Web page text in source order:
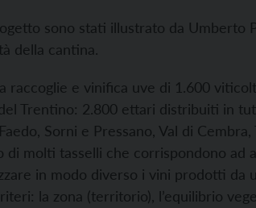
sono stati illustrato da Umberto
della cantina.
raccoglie e vinifica uve di 1.600
Trentino: 2.800 ettari distribuiti in
Sorni e Pressano, Val di
molti tasselli che corrispondono ad
in modo diverso i vini prodotti da
la zona (territorio), l’equilibrio